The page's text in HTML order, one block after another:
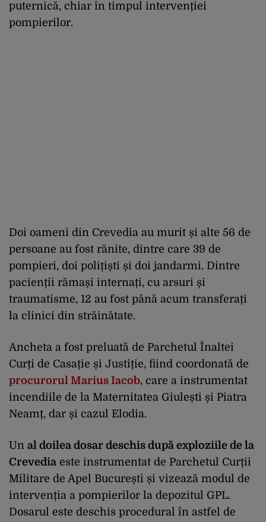
puternică, chiar în timpul intervenției
pompierilor.
Doi oameni din Crevedia au murit și alte 56 de
persoane au fost rănite, dintre care 39 de
pompieri, doi polițiști și doi jandarmi. Dintre
pacienții rămași internați, cu arsuri și
traumatisme, 12 au fost până acum transferați
la clinici din străinătate.
Ancheta a fost preluată de Parchetul Înaltei
Curți de Casație și Justiție, fiind coordonată de
procurorul Marius Iacob, care a instrumentat
incendiile de la Maternitatea Giulești și Piatra
Neamț, dar și cazul Elodia.
Un al doilea dosar deschis după exploziile de la
Crevedia este instrumentat de Parchetul Curții
Militare de Apel București și vizează modul de
intervenția a pompierilor la depozitul GPL.
Dosarul este deschis procedural în astfel de